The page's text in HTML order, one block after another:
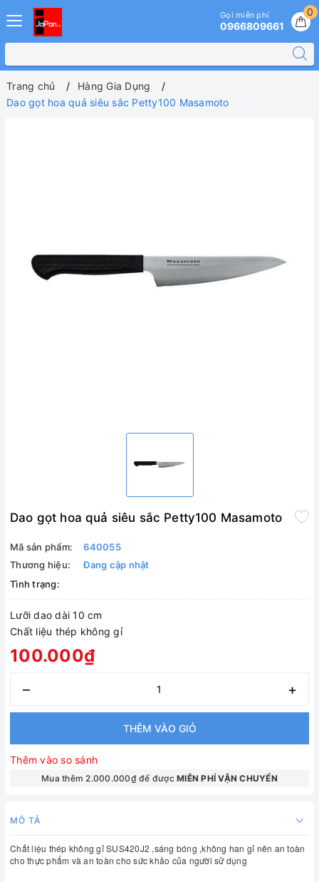
0
Gọi miễn phí
0966809661
Trang chủ
Hàng Gia Dụng
Dao gọt hoa quả siêu sắc Petty100 Masamoto
Dao gọt hoa quả siêu sắc Petty100 Masamoto
Mã sản phẩm:
640055
Thương hiệu:
Đang cập nhật
Tình trạng:
Lưỡi dao dài 10 cm
Chất liệu thép không gỉ
100.000₫
– +
THÊM VÀO GIỎ
Thêm vào so sánh
Mua thêm 2.000.000₫ để đượcMIÊN PHÍ VẬN CHUYỂN
MÔ TẢ
Chất liệu thép không gỉ SUS420J2 ,sáng bóng ,không han gỉ nên an toàn
cho thực phẩm và an toàn cho sức khảo của người sử dụng